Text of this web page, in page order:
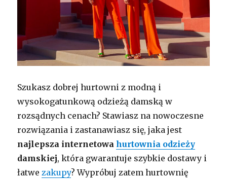
Szukasz dobrej hurtowni z modną i
wysokogatunkową odzieżą damską w
rozsądnych cenach? Stawiasz na nowoczesne
rozwiązania i zastanawiasz się, jaka jest
najlepsza internetowahurtownia odzieży
damskiej, która gwarantuje szybkie dostawy i
łatwezakupy? Wypróbuj zatem hurtownię